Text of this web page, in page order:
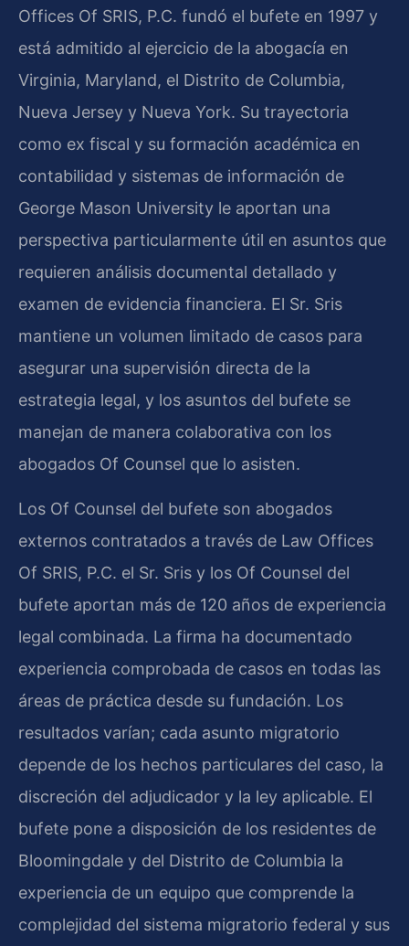
Offices Of SRIS, P.C. fundó el bufete en 1997 y
está admitido al ejercicio de la abogacía en
Virginia, Maryland, el Distrito de Columbia,
Nueva Jersey y Nueva York. Su trayectoria
como ex fiscal y su formación académica en
contabilidad y sistemas de información de
George Mason University le aportan una
perspectiva particularmente útil en asuntos que
requieren análisis documental detallado y
examen de evidencia financiera. El Sr. Sris
mantiene un volumen limitado de casos para
asegurar una supervisión directa de la
estrategia legal, y los asuntos del bufete se
manejan de manera colaborativa con los
abogados Of Counsel que lo asisten.
Los Of Counsel del bufete son abogados
externos contratados a través de Law Offices
Of SRIS, P.C. el Sr. Sris y los Of Counsel del
bufete aportan más de 120 años de experiencia
legal combinada. La firma ha documentado
experiencia comprobada de casos en todas las
áreas de práctica desde su fundación. Los
resultados varían; cada asunto migratorio
depende de los hechos particulares del caso, la
discreción del adjudicador y la ley aplicable. El
bufete pone a disposición de los residentes de
Bloomingdale y del Distrito de Columbia la
experiencia de un equipo que comprende la
complejidad del sistema migratorio federal y sus